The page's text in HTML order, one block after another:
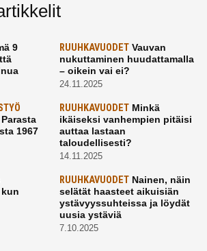
9
RUUHKAVUODETVauvan
nukuttaminen huudattamalla
– oikein vai ei?
24.11.2025
1967
RUUHKAVUODETMinkä
ikäiseksi vanhempien pitäisi
auttaa lastaan
taloudellisesti?
14.11.2025
RUUHKAVUODETNainen, näin
selätät haasteet aikuisiän
ystävyyssuhteissa ja löydät
uusia ystäviä
7.10.2025